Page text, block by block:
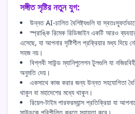
সঙ্গীত সৃষ্টির নতুন যুগ:
উন্নত AI-চালিত বৈশিষ্ট্যগুলি যা
স্প্রাঙ্কি রিমেক রিডিজাইন একটি আরও
এসেছে, যা আপনার সৃষ্টিশীল প্রক্রিয়ার মধ্য
সহজ নয়।
বিপ্লবী সাউন্ড ম্যানিপুলেশন টুলগুলি যা
অনুমতি দেয়।
একসাথে কাজ করার জন্য উন্নত সহযোগিতা
থাকুন বা মহাদেশের মধ্যে থাকুন।
রিয়েল-টাইম পারফরম্যান্স প্রতিক্রিয়া যা
সাউন্ডকে পরিশীলিত করতে সহায়তা করে।